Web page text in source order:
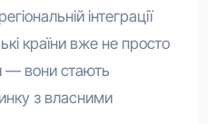
інтеграції
країни вже не просто
— вони стають
з власними